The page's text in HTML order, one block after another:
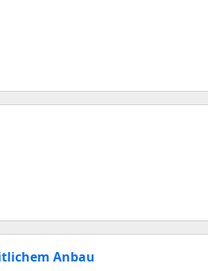
Anbau